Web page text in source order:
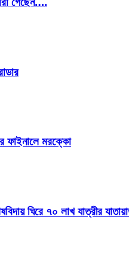
ফাইনালে মরক্কো
ঘিরে ৭০ লাখ যাত্রীর